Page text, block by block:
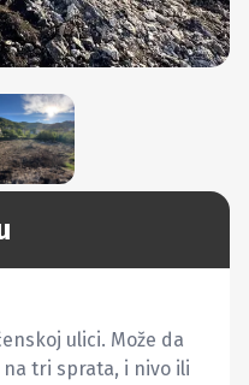
ulici. Može da
na tri sprata, i nivo ili